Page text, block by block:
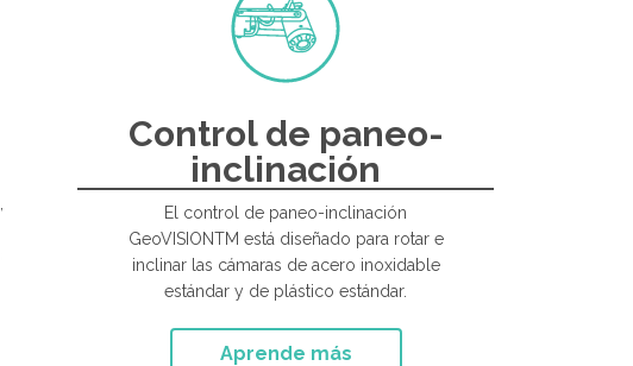
Control de paneo-
inclinación
El control de paneo-inclinación
GeoVISIONTM está diseñado para rotar e
inclinar las cámaras de acero inoxidable
estándar y de plástico estándar.
Aprende más